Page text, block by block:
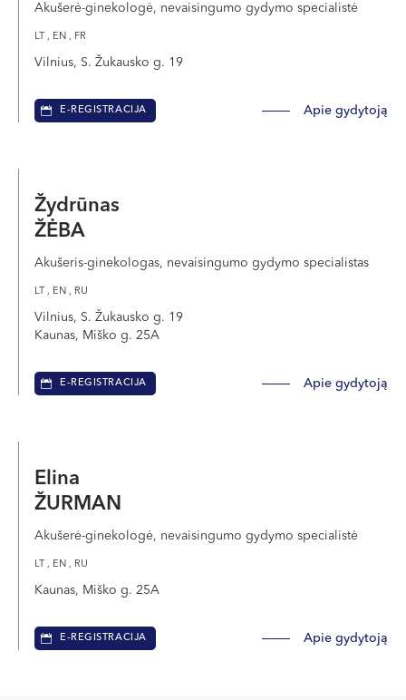
Akušerė-ginekologė, nevaisingumo gydymo specialistė
LT , EN , FR
Vilnius, S. Žukausko g. 19
E-REGISTRACIJA Apie gydytoją
Žydrūnas
ŽĖBA
Akušeris-ginekologas, nevaisingumo gydymo specialistas
LT , EN , RU
Vilnius, S. Žukausko g. 19
Kaunas, Miško g. 25A
E-REGISTRACIJA Apie gydytoją
Elina
ŽURMAN
Akušerė-ginekologė, nevaisingumo gydymo specialistė
LT , EN , RU
Kaunas, Miško g. 25A
E-REGISTRACIJA Apie gydytoją